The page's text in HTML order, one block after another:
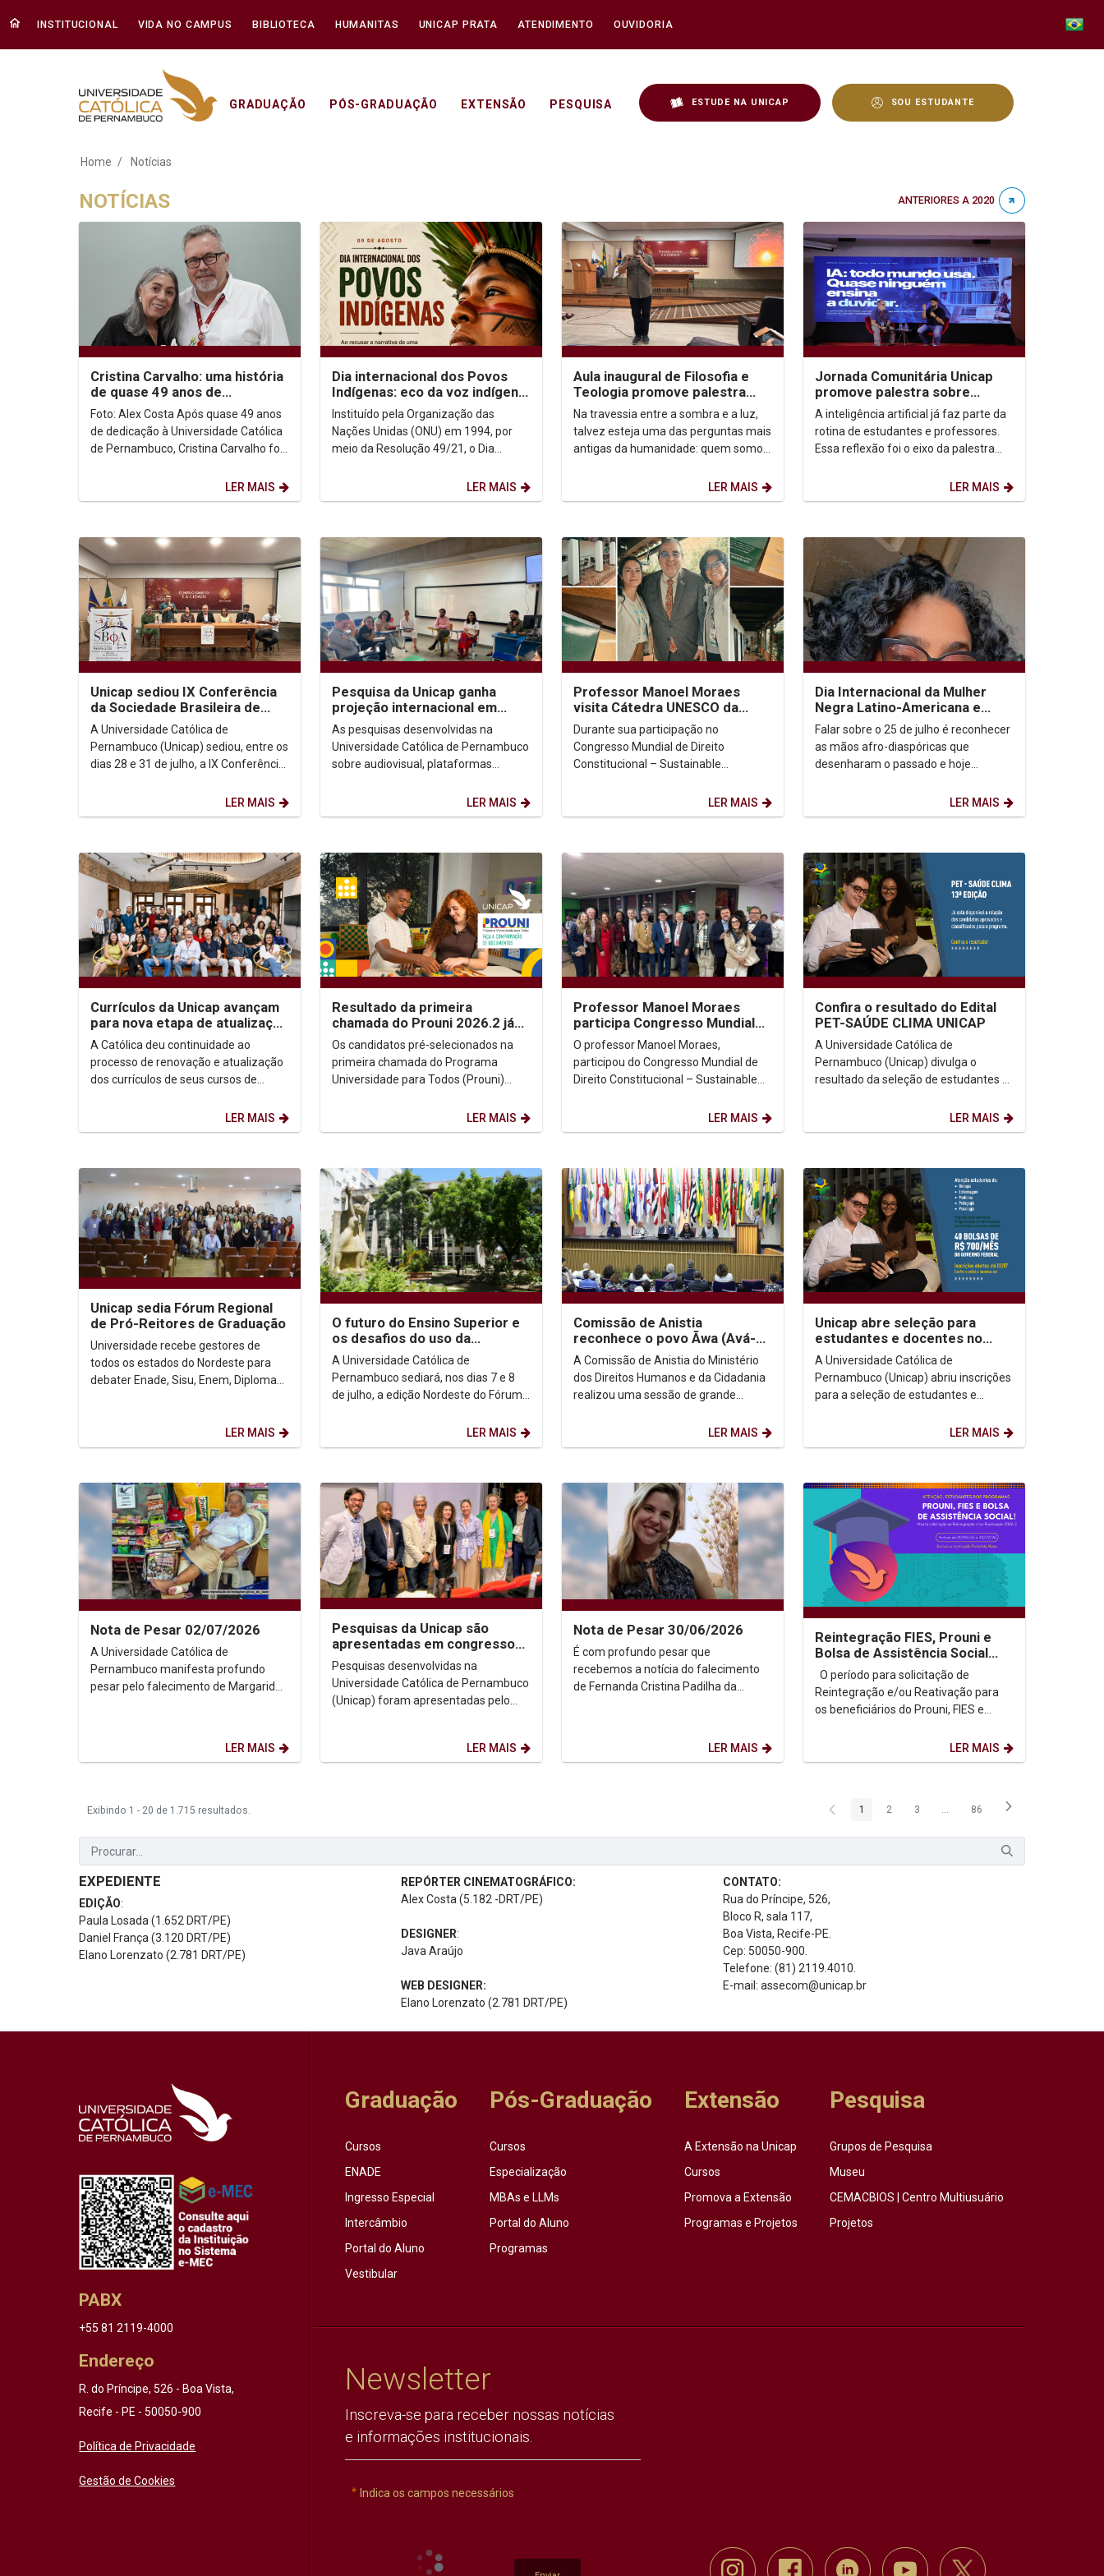
INSTITUCIONAL VIDA NO CAMPUS BIBLIOTECA HUMANITAS UNICAP PRATA ATENDIMENTO OUVIDORIA
GRADUAÇÃO PÓS-GRADUAÇÃO EXTENSÃO PESQUISA ESTUDE NA UNICAP SOU ESTUDANTE
Notícias - Unicap
Home Notícias
NOTÍCIAS ANTERIORES A 2020
Cristina Carvalho: uma história
de quase 49 anos de
dedicação à Unicap
Foto: Alex Costa Após quase 49 anos
de dedicação à Universidade Católica
de Pernambuco, Cristina Carvalho foi
LER MAIS
Dia internacional dos Povos
Indígenas: eco da voz indígena
no contexto urbano
Instituído pela Organização das
Nações Unidas (ONU) em 1994, por
meio da Resolução 49/21, o Dia
de agosto) firma-se como...LER MAIS
Aula inaugural de Filosofia e
Teologia promove palestra
sobre autoconhecimento
Na travessia entre a sombra e a luz,
talvez esteja uma das perguntas mais
antigas da humanidade: quem somos,
LER MAIS
Jornada Comunitária Unicap
promove palestra sobre
aprendizagem com uso de IA
A inteligência artificial já faz parte da
rotina de estudantes e professores.
Essa reflexão foi o eixo da palestra
LER MAIS
Unicap sediou IX Conferência
da Sociedade Brasileira de
Filosofia Analítica
A Universidade Católica de
Pernambuco (Unicap) sediou, entre os
dias 28 e 31 de julho, a IX Conferência
LER MAIS
Pesquisa da Unicap ganha
projeção internacional em
congressos no Brasil e no
México
As pesquisas desenvolvidas na
Universidade Católica de Pernambuco
sobre audiovisual, plataformas
destaque em dois importantes...
LER MAIS
Professor Manoel Moraes
visita Cátedra UNESCO da
Universidad Externado de
Colombia
Durante sua participação no
Congresso Mundial de Direito
Constitucional – Sustainable
Changing World, realizado em
Bogotá,...
LER MAIS
Dia Internacional da Mulher
Negra Latino-Americana e
Caribenha
Falar sobre o 25 de julho é reconhecer
as mãos afro-diaspóricas que
desenharam o passado e hoje
LER MAIS
Currículos da Unicap avançam
para nova etapa de atualização
com foco em competências e
habilidades
A Católica deu continuidade ao
processo de renovação e atualização
dos currículos de seus cursos de
segunda etapa da formação...LER MAIS
Resultado da primeira
chamada do Prouni 2026.2 já
está disponível; candidatos
devem enviar...
Os candidatos pré-selecionados na
primeira chamada do Programa
Universidade para Todos (Prouni)
LER MAIS
Professor Manoel Moraes
participa Congresso Mundial
de Direito Constitucional, na
Colômbia.
O professor Manoel Moraes,
participou do Congresso Mundial de
Direito Constitucional – Sustainable
LER MAIS
Confira o resultado do Edital
PET-SAÚDE CLIMA UNICAP
A Universidade Católica de
Pernambuco (Unicap) divulga o
resultado da seleção de estudantes e
Educação pelo Trabalho para a
Saúde...
LER MAIS
Unicap sedia Fórum Regional
de Pró-Reitores de Graduação
Universidade recebe gestores de
todos os estados do Nordeste para
debater Enade, Sisu, Enem, Diploma
LER MAIS
O futuro do Ensino Superior e
os desafios do uso da
Inteligência Artificial no
ambiente acadêmico...
A Universidade Católica de
Pernambuco sediará, nos dias 7 e 8
de julho, a edição Nordeste do Fórum
Graduação (ForGRAD), reunindo...
LER MAIS
Comissão de Anistia
reconhece o povo Ãwa (Avá-
Canoeiro do Araguaia) como
anistiado político coletivo
A Comissão de Anistia do Ministério
dos Direitos Humanos e da Cidadania
realizou uma sessão de grande
LER MAIS
Unicap abre seleção para
estudantes e docentes no
PET-Saúde: Clima
A Universidade Católica de
Pernambuco (Unicap) abriu inscrições
para a seleção de estudantes e
Programa de Educação pelo...LER MAIS
Nota de Pesar 02/07/2026
A Universidade Católica de
Pernambuco manifesta profundo
pesar pelo falecimento de Margarida
LER MAIS
Pesquisas da Unicap são
apresentadas em congresso
de Comunicação na Irlanda
Pesquisas desenvolvidas na
Universidade Católica de Pernambuco
(Unicap) foram apresentadas pelo
LER MAIS
Nota de Pesar 30/06/2026
É com profundo pesar que
recebemos a notícia do falecimento
de Fernanda Cristina Padilha da
LER MAIS
Reintegração FIES, Prouni e
Bolsa de Assistência Social
2026.2
Reintegração e/ou Reativação para
os beneficiários do Prouni, FIES e
LER MAIS
Exibindo 1 - 20 de 1.715 resultados. Página
1 Página
2 Página
3 ...Páginas intermediárias Usar ABA
Página
86
EXPEDIENTE
EDIÇÃO:
Paula Losada (1.652 DRT/PE)
Daniel França (3.120 DRT/PE)
Elano Lorenzato (2.781 DRT/PE)
REPÓRTER CINEMATOGRÁFICO:
Alex Costa (5.182 -DRT/PE)
DESIGNER:
Java Araújo
WEB DESIGNER:
Elano Lorenzato (2.781 DRT/PE)
CONTATO:
Rua do Príncipe, 526,
Bloco R, sala 117,
Boa Vista, Recife-PE.
Cep: 50050-900.
Telefone: (81) 2119.4010.
E-mail: assecom@unicap.br
PABX
+55 81 2119-4000
Endereço
R. do Príncipe, 526 - Boa Vista,
Recife - PE - 50050-900
Política de Privacidade
Gestão de Cookies
Graduação
Cursos
ENADE
Ingresso Especial
Intercâmbio
Portal do Aluno
Vestibular
Pós-Graduação
Cursos
Especialização
MBAs e LLMs
Portal do Aluno
Programas
Extensão
A Extensão na Unicap
Cursos
Promova a Extensão
Programas e Projetos
Pesquisa
Grupos de Pesquisa
Museu
CEMACBIOS | Centro Multiusuário
Projetos
Newsletter
Inscreva-se para receber nossas notícias
e informações institucionais.
Indica os campos necessários